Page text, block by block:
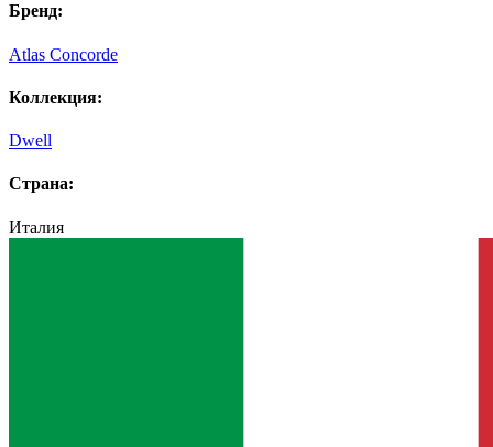
Бренд:
Atlas Concorde
Коллекция:
Dwell
Страна:
Италия